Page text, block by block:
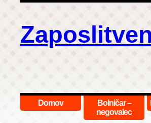
Domov
Bolničar –
negovalec